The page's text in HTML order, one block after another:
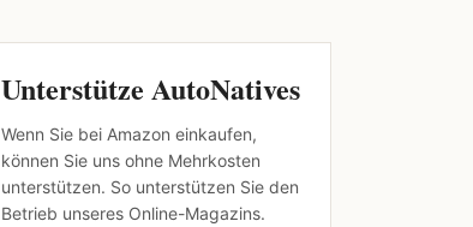
Unterstütze AutoNatives
Wenn Sie bei Amazon einkaufen,
können Sie uns ohne Mehrkosten
unterstützen. So unterstützen Sie den
Betrieb unseres Online-Magazins.